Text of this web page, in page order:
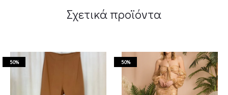
Σχετικά προϊόντα
50% 50%